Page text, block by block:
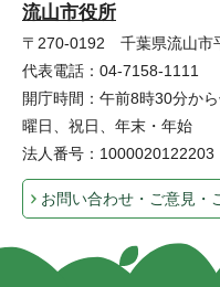
流山市役所
〒270-0192 千葉県流山市
代表電話：04-7158-1111
開庁時間：午前8時30分か
曜日、祝日、年末・年始
法人番号：1000020122203
お問い合わせ・ご意見・